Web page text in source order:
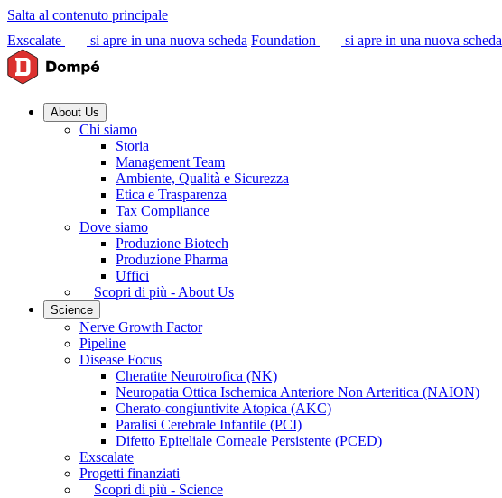
Salta al contenuto principale
Exscalate
si apre in una nuova scheda Foundation si apre in una nuova scheda
About Us
Chi siamo
Storia
Management Team
Ambiente, Qualità e Sicurezza
Etica e Trasparenza
Tax Compliance
Dove siamo
Produzione Biotech
Produzione Pharma
Uffici
Scopri di più - About Us
Science
Nerve Growth Factor
Pipeline
Disease Focus
Cheratite Neurotrofica (NK)
Neuropatia Ottica Ischemica Anteriore Non Arteritica (NAION)
Cherato-congiuntivite Atopica (AKC)
Paralisi Cerebrale Infantile (PCI)
Difetto Epiteliale Corneale Persistente (PCED)
Exscalate
Progetti finanziati
Scopri di più - Science